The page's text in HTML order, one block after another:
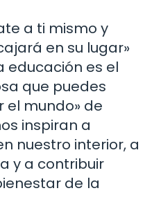
a ti mismo y
en su lugar»
educación es el
que puedes
mundo» de
inspiran a
nuestro interior, a
y a contribuir
de la